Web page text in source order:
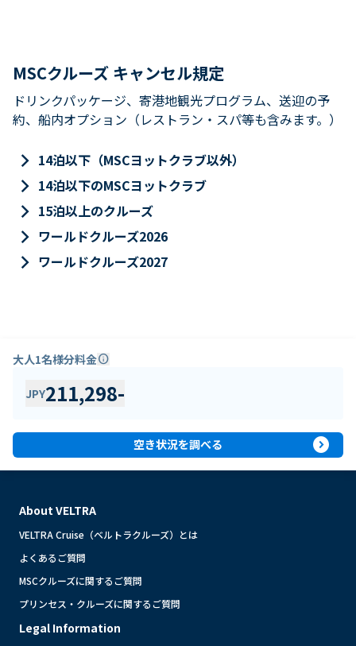
MSCクルーズ キャンセル規定
ドリンクパッケージ、寄港地観光プログラム、送迎の予
約、船内オプション（レストラン・スパ等も含みます。）
keyboard_arrow_right 14泊以下（MSCヨットクラブ以外）
keyboard_arrow_right 14泊以下のMSCヨットクラブ
keyboard_arrow_right 15泊以上のクルーズ
keyboard_arrow_right ワールドクルーズ2026
keyboard_arrow_right ワールドクルーズ2027
大人1名様分料金info
JPY211,298-
空き状況を調べる expand_circle_right
About VELTRA
VELTRA Cruise（ベルトラクルーズ）とは
よくあるご質問
MSCクルーズに関するご質問
プリンセス・クルーズに関するご質問
Legal Information